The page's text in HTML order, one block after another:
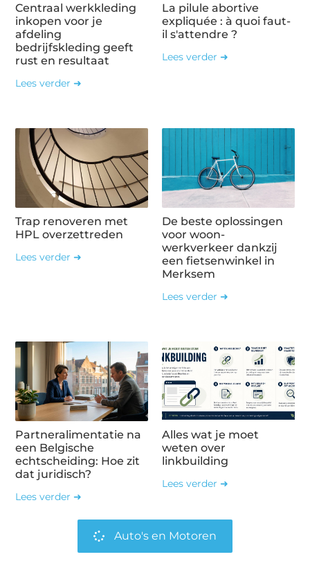
Centraal werkkleding
inkopen voor je
afdeling
bedrijfskleding geeft
rust en resultaat
Lees verder ➜
La pilule abortive
expliquée : à quoi faut-
il s'attendre ?
Lees verder ➜
Trap renoveren met
HPL overzettreden
Lees verder ➜
De beste oplossingen
voor woon-
werkverkeer dankzij
een fietsenwinkel in
Merksem
Lees verder ➜
Partneralimentatie na
een Belgische
echtscheiding: Hoe zit
dat juridisch?
Lees verder ➜
Alles wat je moet
weten over
linkbuilding
Lees verder ➜
Auto's en Motoren